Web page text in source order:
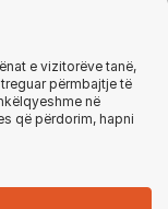
e vizitorëve tanë,
përmbajtje të
në
që përdorim, hapni